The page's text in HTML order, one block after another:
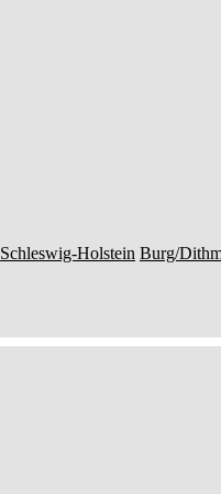
Schleswig-Holstein Burg/